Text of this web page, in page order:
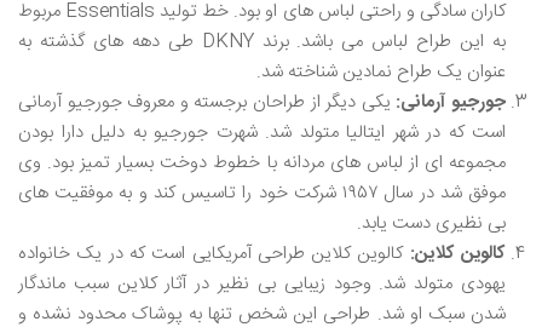
کاران سادگی و راحتی لباس ‌های او بود. خط تولید Essentials مربوط
به این طراح لباس می ‌باشد. برند DKNY طی دهه‌ های گذشته به
عنوان یک طراح نمادین شناخته شد.
جورجیو آرمانی: یکی دیگر از طراحان برجسته و معروف جورجیو آرمانی
است که در شهر ایتالیا متولد شد. شهرت جورجیو به دلیل دارا بودن
مجموعه‌ ای از لباس ‌های مردانه با خطوط دوخت بسیار تمیز بود. وی
موفق شد در سال ۱۹۵۷ شرکت خود را تاسیس کند و به موفقیت ‌های
بی ‌نظیری دست یابد.
کالوین کلاین: کالوین کلاین طراحی آمریکایی است که در یک خانواده
یهودی متولد شد. وجود زیبایی بی ‌نظیر در آثار کلاین سبب ماندگار
شدن سبک او شد. طراحی این شخص تنها به پوشاک محدود نشده و